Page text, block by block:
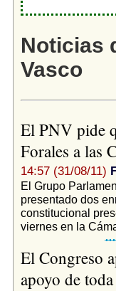
Noticias
Vasco
El PNV pide
Forales a las
14:57 (31/08/11)
El Grupo
presentado dos
constitucional
viernes en la
El Congreso
apoyo de